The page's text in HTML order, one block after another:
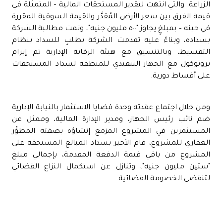
الزراعة. والتي انتهت لتقدير المستحقات المالية – المتمثلة في
قيمة الفرق بين سعر الأرض المُقدَّر والقيمة السوقية المقررة
في حينه – بمبلغٍ يجاوز "٥٠٠ مليون جنيه"، وتمت مطالبة الشركة
بسداده، وبناءً عليه تقدمت الشركة بطلبٍ للسداد بنظام
التقسيط، وبالتنسيق مع هيئة الرقابة الإدارية تم إبرام
بروتوكول مع الجهاز التنفيذي للمنطقة لسداد المستحقات
على أقساط دورية.
ومن خلال اجتماع عقدته وحدة قضايا الاستثمار بالنيابة الإدارية
ضم نائب رئيس الجهاز، ومدير الإدارة المالية، وممثل عن
المستثمرين في المشروع المزمع إنشاؤه بصفته المطوِّر
العقاري للمشروع، قام الأخير بسداد المبالغ المستحقة على
المشروع من باقي قيمة الدفعة المقدمة، بإجمالي مبلغ
"ستين مليون جنيه"، وتنازل عن استكمال النزاع القضائي
لتنقضي الخصومة القضائية.